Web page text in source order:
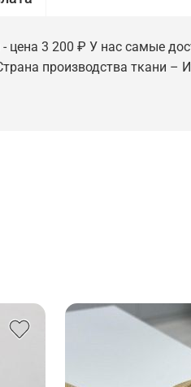
3 200 ₽ У нас самые
производства ткани –